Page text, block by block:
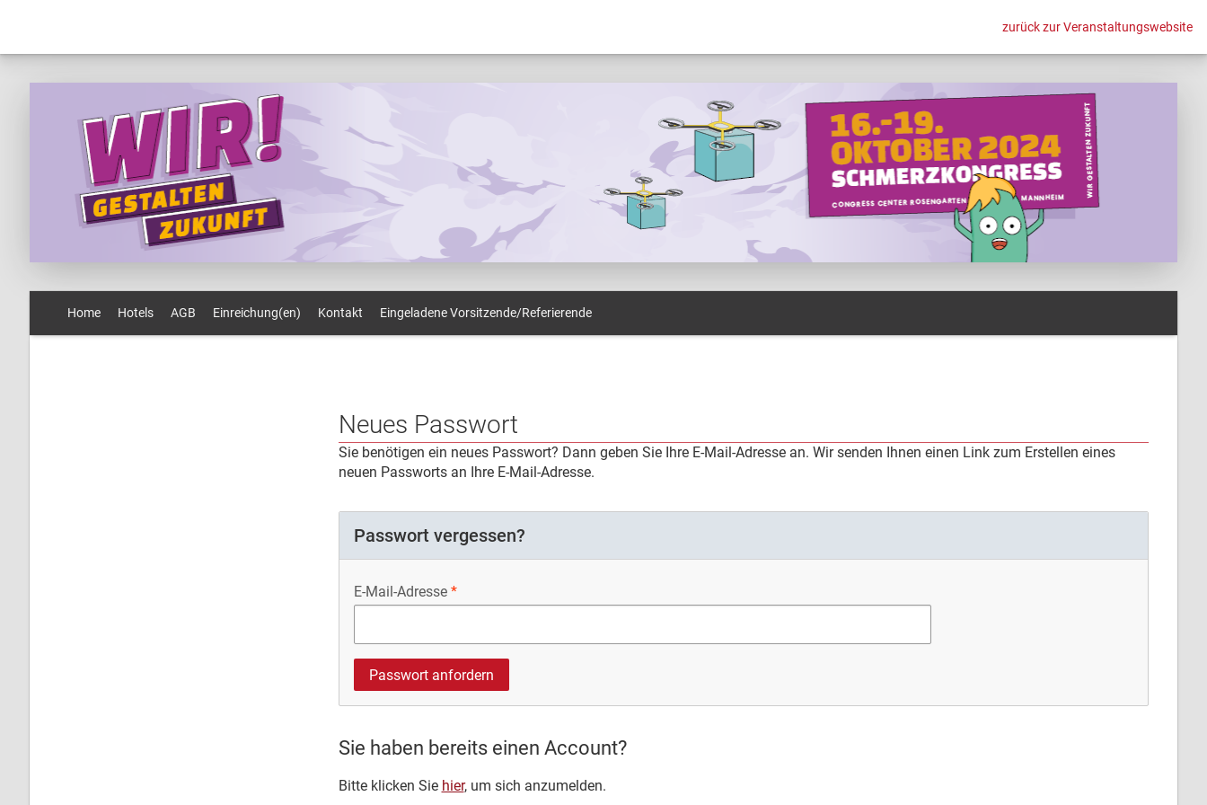
zurück zur Veranstaltungswebsite
Home Hotels AGB Einreichung(en) Kontakt Eingeladene Vorsitzende/Referierende
Neues Passwort
Sie benötigen ein neues Passwort? Dann geben Sie Ihre E-Mail-Adresse an. Wir senden Ihnen einen Link zum Erstellen eines
neuen Passworts an Ihre E-Mail-Adresse.
Passwort vergessen?
E-Mail-Adresse
Sie haben bereits einen Account?
Bitte klicken Sie hier, um sich anzumelden.